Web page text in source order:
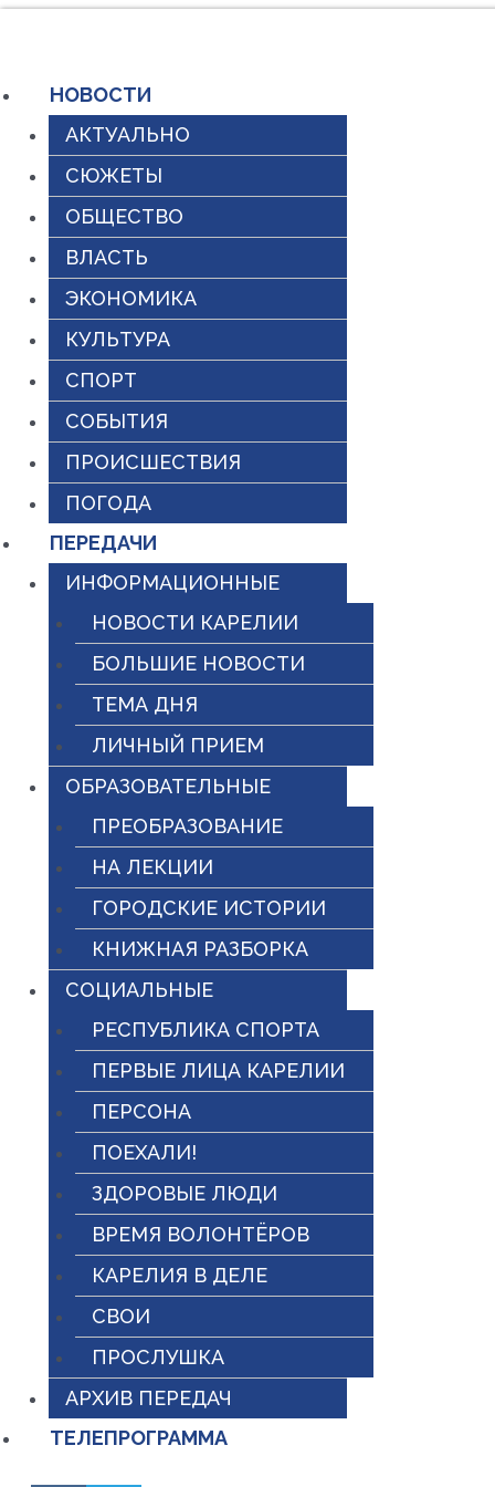
содержимому
НОВОСТИ
АКТУАЛЬНО
СЮЖЕТЫ
ОБЩЕСТВО
ВЛАСТЬ
ЭКОНОМИКА
КУЛЬТУРА
СПОРТ
СОБЫТИЯ
ПРОИСШЕСТВИЯ
ПОГОДА
ПЕРЕДАЧИ
ИНФОРМАЦИОННЫЕ
НОВОСТИ КАРЕЛИИ
БОЛЬШИЕ НОВОСТИ
ТЕМА ДНЯ
ЛИЧНЫЙ ПРИЕМ
ОБРАЗОВАТЕЛЬНЫЕ
ПРЕОБРАЗОВАНИЕ
НА ЛЕКЦИИ
ГОРОДСКИЕ ИСТОРИИ
КНИЖНАЯ РАЗБОРКА
СОЦИАЛЬНЫЕ
РЕСПУБЛИКА СПОРТА
ПЕРВЫЕ ЛИЦА КАРЕЛИИ
ПЕРСОНА
ПОЕХАЛИ!
ЗДОРОВЫЕ ЛЮДИ
ВРЕМЯ ВОЛОНТЁРОВ
КАРЕЛИЯ В ДЕЛЕ
СВОИ
ПРОСЛУШКА
АРХИВ ПЕРЕДАЧ
ТЕЛЕПРОГРАММА